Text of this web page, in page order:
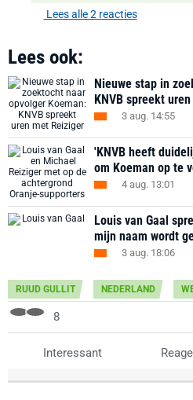
Lees alle 2 reacties
Lees ook:
Nieuwe stap in
KNVB spreekt
3 aug. 14:55
'KNVB heeft
om Koeman op te
4 aug. 13:01
Louis van Gaal
mijn naam wordt
3 aug. 18:06
RUUD GULLIT NEDERLAND
8
Interessant